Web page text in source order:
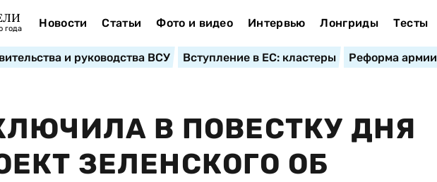
года Новости Статьи Фото и видео Интервью Лонгриды Тесты
и руководства ВСУ Вступление в ЕС: кластеры Реформа армии
В ПОВЕСТКУ ДНЯ
ЗЕЛЕНСКОГО ОБ